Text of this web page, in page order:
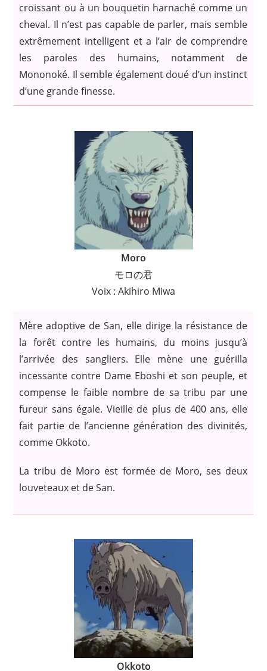
croissant ou à un bouquetin harnaché comme un
cheval. Il n’est pas capable de parler, mais semble
extrêmement intelligent et a l’air de comprendre
les paroles des humains, notamment de
Mononoké. Il semble également doué d’un instinct
d’une grande finesse.
Moro
モロの君
Voix : Akihiro Miwa
Mère adoptive de San, elle dirige la résistance de
la forêt contre les humains, du moins jusqu’à
l’arrivée des sangliers. Elle mène une guérilla
incessante contre Dame Eboshi et son peuple, et
compense le faible nombre de sa tribu par une
fureur sans égale. Vieille de plus de 400 ans, elle
fait partie de l’ancienne génération des divinités,
comme Okkoto.
La tribu de Moro est formée de Moro, ses deux
louveteaux et de San.
Okkoto